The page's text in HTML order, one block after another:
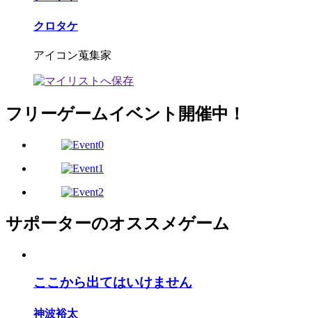
クロタケ
アイコン蒐集家
フリーゲームイベント開催中！
サポーターのオススメゲーム
ここから出てはいけません
神波裕太